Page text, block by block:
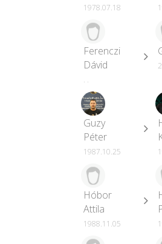
1978.07.18
Ferenczi
Dávid
. .
Guzy
Péter
1987.10.25
Hóbor
Attila
1988.11.05